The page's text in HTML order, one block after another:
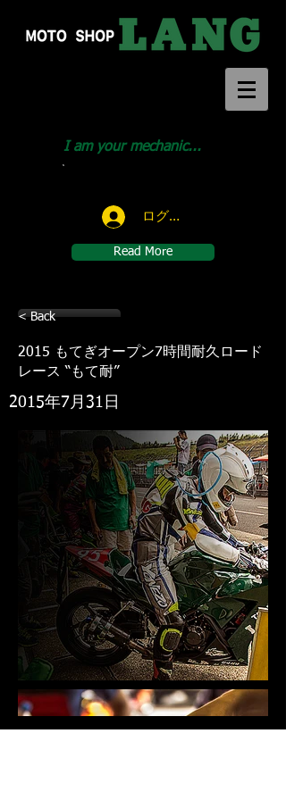
I am your mechanic...
ログイン
Read More
< Back
2015 もてぎオープン7時間耐久ロード
レース “もて耐”
2015年7月31日